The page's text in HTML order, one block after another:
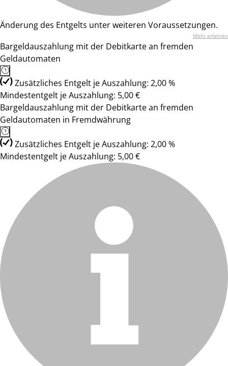
Änderung des Entgelts unter weiteren Voraussetzungen.
Mehr erfahren
Bargeldauszahlung mit der Debitkarte an fremden
Geldautomaten
Zusätzliches Entgelt je Auszahlung: 2,00 %
Mindestentgelt je Auszahlung: 5,00 €
Bargeldauszahlung mit der Debitkarte an fremden
Geldautomaten in Fremdwährung
Zusätzliches Entgelt je Auszahlung: 2,00 %
Mindestentgelt je Auszahlung: 5,00 €